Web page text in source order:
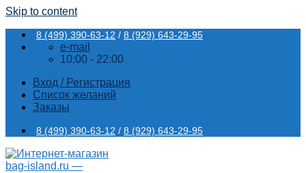
Skip to content
8 (499) 390-63-12 / 8 (929) 643-29-95
e-mail
10:00 - 22:00
Вход / Регистрация
Список желаний
Заказы
8 (499) 390-63-12 / 8 (929) 643-29-95